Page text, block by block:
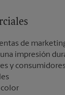
de
impresión
y
color